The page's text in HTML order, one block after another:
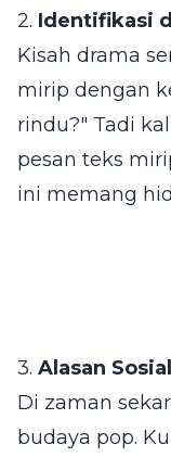
2. Identifikasi
Kisah drama
mirip dengan
rindu?" Tadi
pesan teks
ini memang
3. Alasan
Di zaman
budaya pop.